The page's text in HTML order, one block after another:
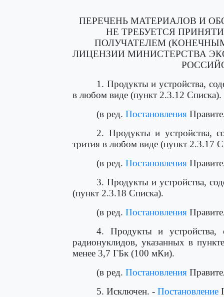
ПЕРЕЧЕНЬ МАТЕРИАЛОВ И
НЕ ТРЕБУЕТСЯ
ПОЛУЧАТЕЛЕМ
ЛИЦЕНЗИИ МИНИСТЕРСТВА
1. Продукты и устройства,
в любом виде (пункт 2.3.12 Списка).
(в ред. Постановления
2. Продукты и устройства,
трития в любом виде (пункт 2.3.17
(в ред. Постановления
3. Продукты и устройства,
(пункт 2.3.18 Списка).
(в ред. Постановления
4. Продукты и
радионуклидов, указанных в
менее 3,7 ГБк (100 мКи).
(в ред. Постановления
5. Исключен. - Постановление